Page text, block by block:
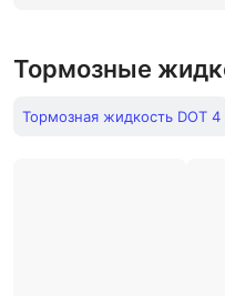
Тормозные
Тормозная жидкость DOT 4